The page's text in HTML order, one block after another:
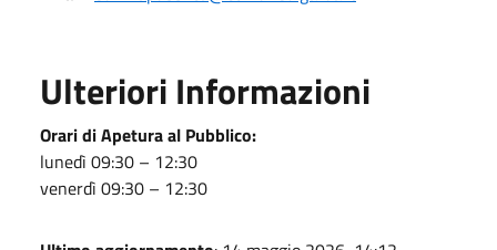
Ulteriori Informazioni
Orari di Apetura al Pubblico:
lunedì 09:30 – 12:30
venerdì 09:30 – 12:30